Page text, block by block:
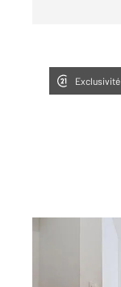
Exclusivité